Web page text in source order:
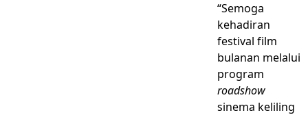
“Semoga
kehadiran
festival film
bulanan melalui
program
roadshow
sinema keliling